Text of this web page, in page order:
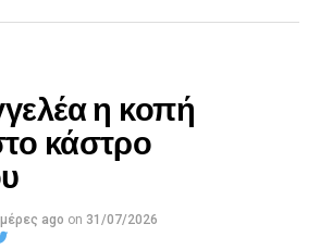
η κοπή
κάστρο
ago on 31/07/2026